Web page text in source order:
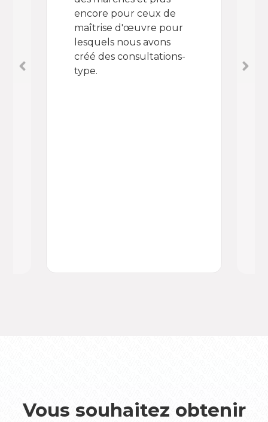
encore pour ceux de
maîtrise d'œuvre pour
lesquels nous avons
créé des consultations-
type.
Vous souhaitez obtenir